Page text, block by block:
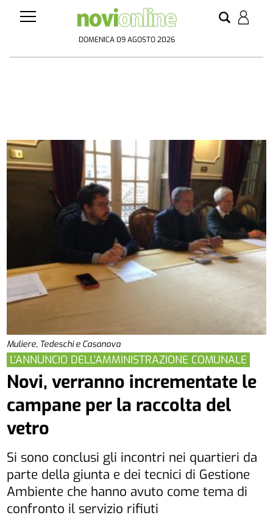
DOMENICA 09 AGOSTO 2026
Muliere, Tedeschi e Casanova
L'ANNUNCIO DELL'AMMINISTRAZIONE COMUNALE
Novi, verranno incrementate le
campane per la raccolta del
vetro
Si sono conclusi gli incontri nei quartieri da
parte della giunta e dei tecnici di Gestione
Ambiente che hanno avuto come tema di
confronto il servizio rifiuti